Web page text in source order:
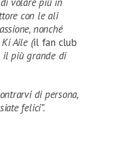
con le ali
nonché
Aile (il fan club
il più grande di
di persona,
felici”.